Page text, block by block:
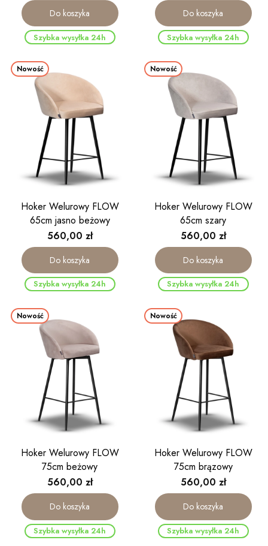
Do koszyka
Szybka wysyłka 24h
Do koszyka
Szybka wysyłka 24h
Nowość
Hoker Welurowy FLOW
65cm jasno beżowy
Cena
560,00 zł
Do koszyka
Szybka wysyłka 24h
Nowość
Hoker Welurowy FLOW
65cm szary
Cena
560,00 zł
Do koszyka
Szybka wysyłka 24h
Nowość
Hoker Welurowy FLOW
75cm beżowy
Cena
560,00 zł
Do koszyka
Szybka wysyłka 24h
Nowość
Hoker Welurowy FLOW
75cm brązowy
Cena
560,00 zł
Do koszyka
Szybka wysyłka 24h